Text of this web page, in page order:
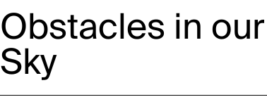
Obstacles in our
Sky